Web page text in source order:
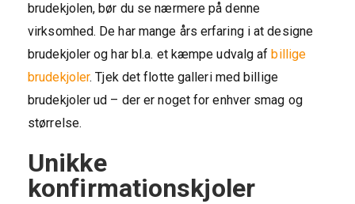
brudekjolen, bør du se nærmere på denne
virksomhed. De har mange års erfaring i at designe
brudekjoler og har bl.a. et kæmpe udvalg afbillige
brudekjoler. Tjek det flotte galleri med billige
brudekjoler ud – der er noget for enhver smag og
størrelse.
Unikke
konfirmationskjoler